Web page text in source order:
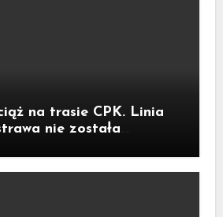
na trasie CPK. Linia
nie została